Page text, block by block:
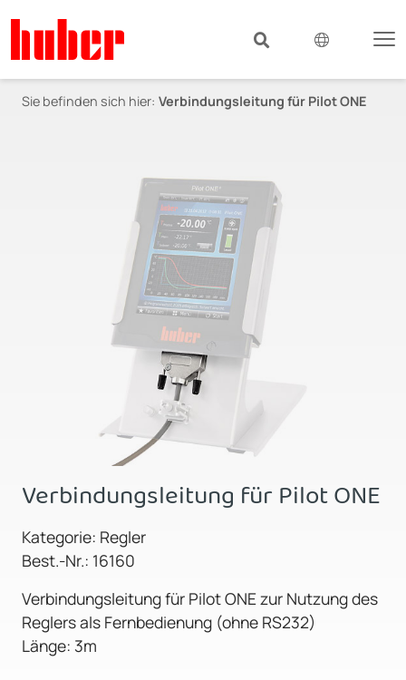
Sie befinden sich hier: Verbindungsleitung für Pilot ONE
Verbindungsleitung für Pilot ONE
Kategorie: Regler
Best.-Nr.: 16160
Verbindungsleitung für Pilot ONE zur Nutzung des
Reglers als Fernbedienung (ohne RS232)
Länge: 3m